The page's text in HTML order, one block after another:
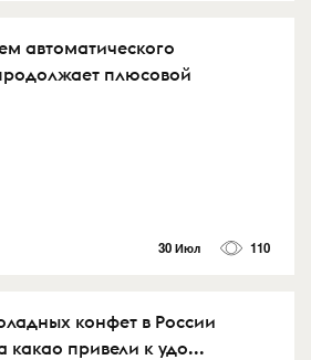
автоматического
плюсовой
30 Июл 110
конфет в России
привели к удо...